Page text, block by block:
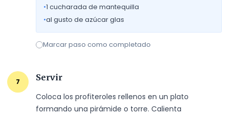
•1 cucharada de mantequilla
•al gusto de azúcar glas
Marcar paso como completado
7
Servir
Coloca los profiteroles rellenos en un plato
formando una pirámide o torre. Calienta